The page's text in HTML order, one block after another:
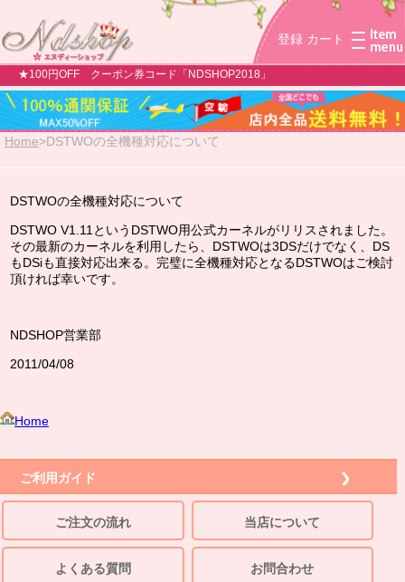
登録 カート
★100円OFF クーポン券コード「NDSHOP2018」
Home>DSTWOの全機種対応について
DSTWOの全機種対応について
DSTWO V1.11というDSTWO用公式カーネルがリリスされました。
その最新のカーネルを利用したら、DSTWOは3DSだけでなく、DS
もDSiも直接対応出来る。完璧に全機種対応となるDSTWOはご検討
頂ければ幸いです。
NDSHOP営業部
2011/04/08
Home
ご利用ガイド
ご注文の流れ 当店について
よくある質問 お問合わせ